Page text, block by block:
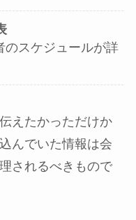
のスケジュールが詳
えたかっただけか
んでいた情報は会
されるべきもので